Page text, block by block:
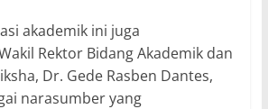
akademik ini juga
Rektor Bidang Akademik dan
Dr. Gede Rasben Dantes,
narasumber yang